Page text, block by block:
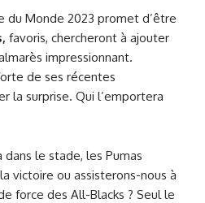
du Monde 2023 promet d’être
favoris, chercheront à ajouter
impressionnant.
de ses récentes
la surprise. Qui l’emportera
le stade, les Pumas
victoire ou assisterons-nous à
force des All-Blacks ? Seul le